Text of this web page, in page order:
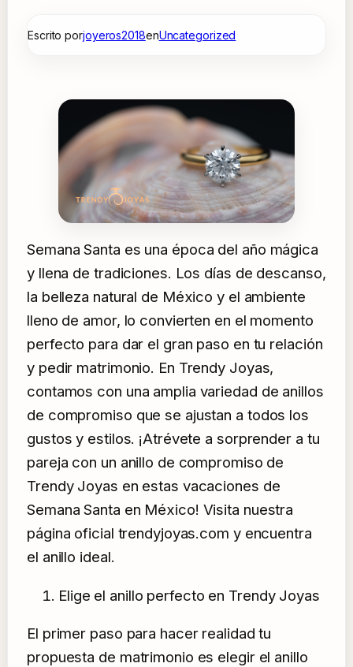
Escrito porjoyeros2018enUncategorized
Semana Santa es una época del año mágica
y llena de tradiciones. Los días de descanso,
la belleza natural de México y el ambiente
lleno de amor, lo convierten en el momento
perfecto para dar el gran paso en tu relación
y pedir matrimonio. En Trendy Joyas,
contamos con una amplia variedad de anillos
de compromiso que se ajustan a todos los
gustos y estilos. ¡Atrévete a sorprender a tu
pareja con un anillo de compromiso de
Trendy Joyas en estas vacaciones de
Semana Santa en México! Visita nuestra
página oficial trendyjoyas.com y encuentra
el anillo ideal.
Elige el anillo perfecto en Trendy Joyas
El primer paso para hacer realidad tu
propuesta de matrimonio es elegir el anillo